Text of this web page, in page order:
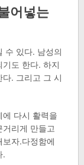
어넣는
수 있다. 남성의
도 한다. 하지
. 그리고 그 시
다시 활력을
리게 만들고
자.다정함에
.